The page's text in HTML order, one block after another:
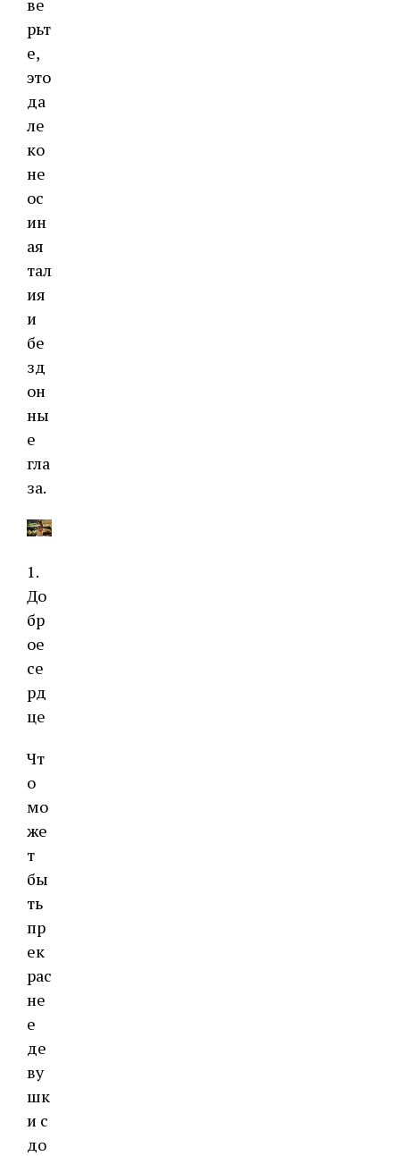
рьт
е,
это
да
ле
ко
не
ос
ин
ая
тал
ия
и
бе
зд
он
ны
е
гла
за.
1.
До
бр
ое
се
рд
це
Чт
о
мо
же
т
бы
ть
пр
ек
рас
не
е
де
ву
шк
и с
до